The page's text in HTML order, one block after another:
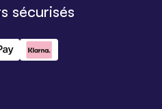
sécurisés